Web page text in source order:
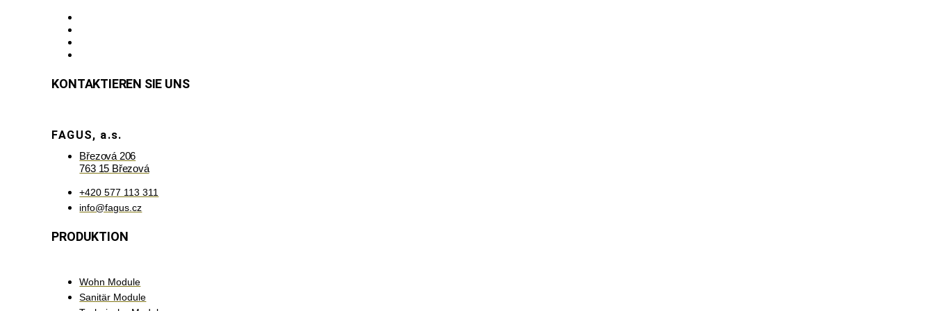
KONTAKTIEREN SIE UNS
FAGUS, a.s.
Březová 206
763 15 Březová
+420 577 113 311
info@fagus.cz
PRODUKTION
Wohn Module
Sanitär Module